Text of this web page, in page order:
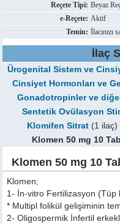
Reçete Tipi: Beyaz
e-Reçete: Aktif
Temin: İlacınızı
İlaç
Ürogenital Sistem ve
Cinsiyet Hormonları ve
Gonadotropinler ve
Sentetik Ovülasyon
Klomifen Sitrat (1 ilaç)
Klomen 50 mg 10
Klomen 50 mg 10
Klomen;
1- İn-vitro Fertilizasyon (Tüp
* Multipl folikül gelişiminin
2- Oligospermik İnfertil